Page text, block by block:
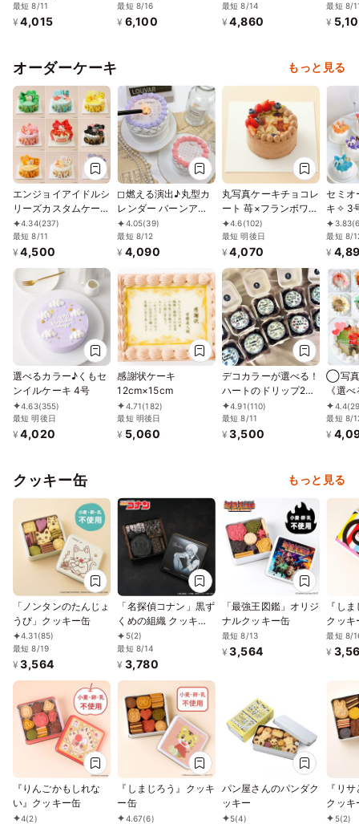
ーキ
最短 8/11
¥ 4,015
最短 8/16
¥ 6,100
最短 8/14
¥ 4,860
王冠の
♪
最短 8/
¥
オーダーケーキ もっと見る
エンジョイアイドルシ
リーズカスタムケーキ
4号4.34(237)
最短 8/11
¥ 4,500
◻︎燃える演出♪丸型カ
レンダー バーンアウ
ェイケーキ 3号《選べ
る10色｜センイルケ
ーキ｜韓国｜お好きな
プライズ》
4.05(39)
最短 8/12
¥ 4,090
丸写真ケーキチョコレ
ート 苺×フランボワー
ズ 4号(3~4名様向け)
4.6(102)
最短 明後日
¥ 4,070
セミオ
キ✧ 3
｜プリ
ンイル
｜薔薇
3.83
最短 8/
¥
選べるカラー♪くもセ
ンイルケーキ 4号
4.63(355)
最短 明後日
¥ 4,020
感謝状ケーキ
12cm×15cm
4.71(182)
最短 明後日
¥ 5,060
デコカラーが選べる！
ハートのドリップ2D
ケーキ ランチボック
ス 濃厚チョコVer.
4.91(110)
最短 8/11
¥ 3,500
◯写真
《選
トケー
ケーキ
お祝い
4.4
最短 8/
¥
クッキー缶 もっと見る
「ノンタンのたんじょ
うび」クッキー缶
4.31(85)
最短 8/19
¥ 3,564
「名探偵コナン」黒ず
くめの組織 クッキー
缶（バーボン）
5(2)
最短 8/14
¥ 3,780
「最強王図鑑」オリジ
ナルクッキー缶
最短 8/13
¥ 3,564
『し
クッキ
ート付
最短 8/
¥
『りんごかもしれな
い』クッキー缶
4(2)
『しまじろう』クッキ
ー缶
4.67(6)
パン屋さんのパンダク
ッキー
5(4)
『リ
クッキ
5(2)